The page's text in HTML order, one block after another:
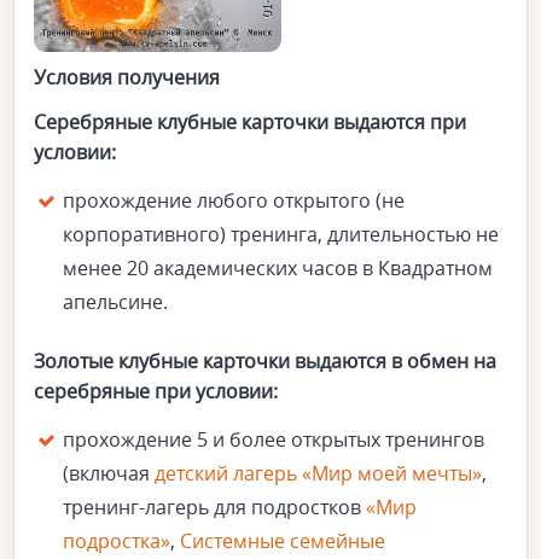
Условия получения
Серебряные клубные карточки выдаются при
условии:
прохождение любого открытого (не
корпоративного) тренинга, длительностью не
менее 20 академических часов в Квадратном
апельсине.
Золотые клубные карточки выдаются в обмен на
серебряные при условии:
прохождение 5 и более открытых тренингов
(включая детский лагерь «Мир моей мечты»,
тренинг-лагерь для подростков«Мир
подростка», Системные семейные